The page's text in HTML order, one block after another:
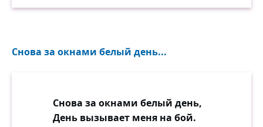
Я здесь был рождён, но нездешний
Снова за окнами белый день...
Снова за окнами белый день,
День вызывает меня на бой.